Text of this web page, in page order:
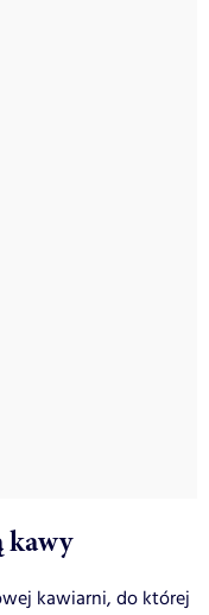
kawy
kawiarni, do której